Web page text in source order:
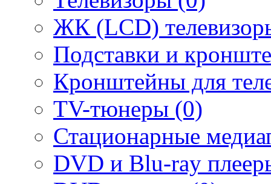
ЖК (LCD)
Подставки и
Кронштейны для
TV-тюнеры (0)
Стационарные
DVD и Blu-ray